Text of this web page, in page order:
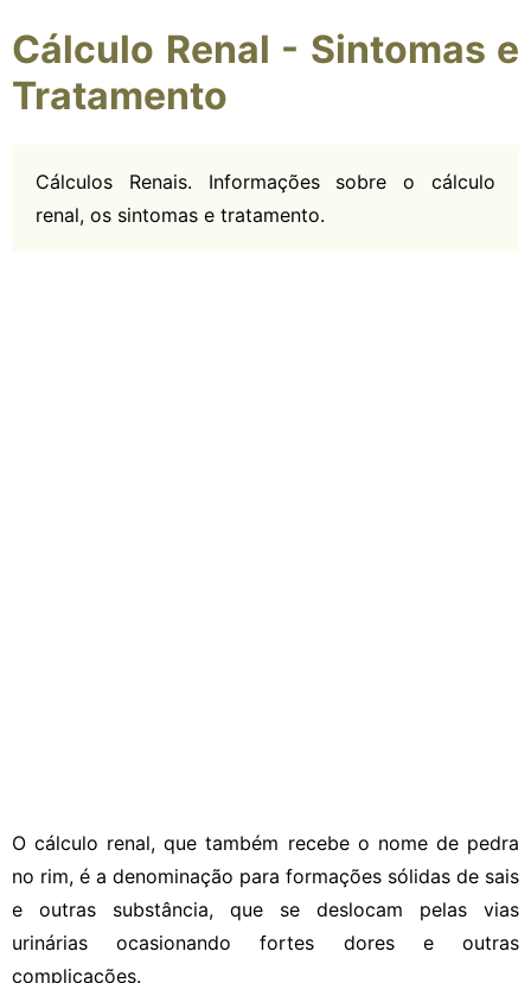
Cálculo Renal - Sintomas e
Tratamento
Cálculos Renais. Informações sobre o cálculo
renal, os sintomas e tratamento.
O cálculo renal, que também recebe o nome de pedra
no rim, é a denominação para formações sólidas de sais
e outras substância, que se deslocam pelas vias
urinárias ocasionando fortes dores e outras
complicações.